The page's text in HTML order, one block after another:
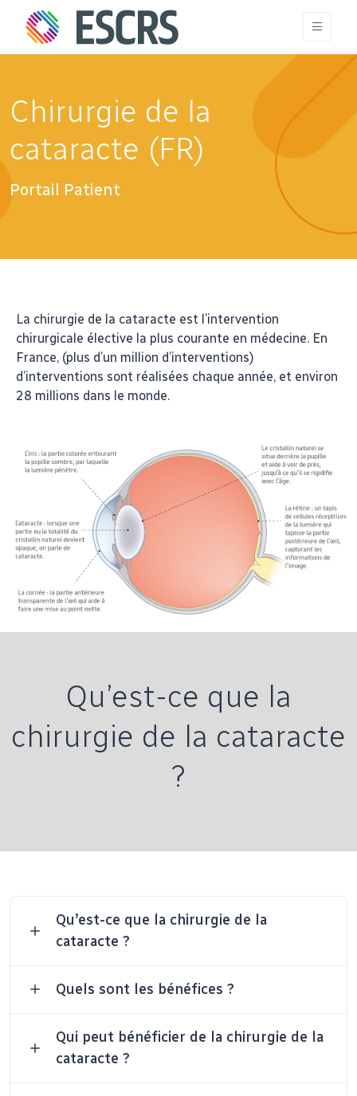
Chirurgie de la
cataracte (FR)
Portail Patient
La chirurgie de la cataracte est l’intervention
chirurgicale élective la plus courante en médecine. En
France, (plus d’un million d’interventions)
d’interventions sont réalisées chaque année, et environ
28 millions dans le monde.
Qu’est-ce que la
chirurgie de la cataracte
?
Qu’est-ce que la chirurgie de la
cataracte ?
Quels sont les bénéfices ?
Qui peut bénéficier de la chirurgie de la
cataracte ?